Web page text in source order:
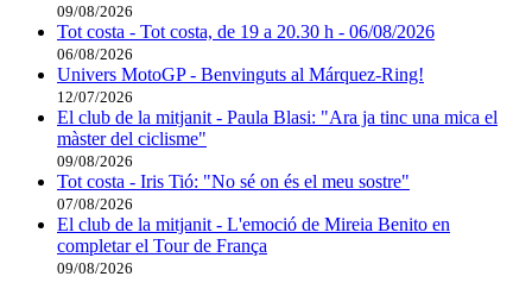
09/08/2026
Tot costa - Tot costa, de 19 a 20.30 h - 06/08/2026
06/08/2026
Univers MotoGP - Benvinguts al Márquez-Ring!
12/07/2026
El club de la mitjanit - Paula Blasi: "Ara ja tinc una mica el
màster del ciclisme"
09/08/2026
Tot costa - Iris Tió: "No sé on és el meu sostre"
07/08/2026
El club de la mitjanit - L'emoció de Mireia Benito en
completar el Tour de França
09/08/2026